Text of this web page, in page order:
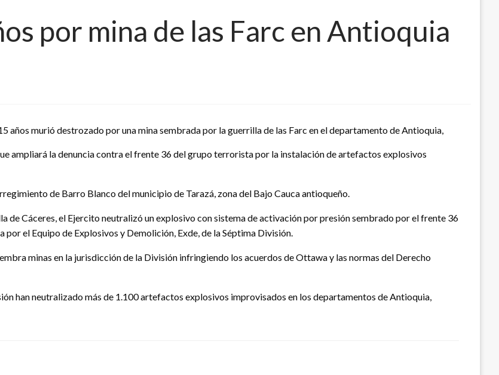
por mina de las Farc en Antioquia
años murió destrozado por una mina sembrada por la guerrilla de las Farc en el departamento de Antioquia,
ampliará la denuncia contra el frente 36 del grupo terrorista por la instalación de artefactos explosivos
de Barro Blanco del municipio de Tarazá, zona del Bajo Cauca antioqueño.
de Cáceres, el Ejercito neutralizó un explosivo con sistema de activación por presión sembrado por el frente 36
el Equipo de Explosivos y Demolición, Exde, de la Séptima División.
minas en la jurisdicción de la División infringiendo los acuerdos de Ottawa y las normas del Derecho
han neutralizado más de 1.100 artefactos explosivos improvisados en los departamentos de Antioquia,